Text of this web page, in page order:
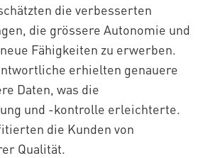
die verbesserten
die grössere Autonomie und
Fähigkeiten zu erwerben.
erhielten genauere
Daten, was die
und -kontrolle erleichterte.
die Kunden von
Qualität.